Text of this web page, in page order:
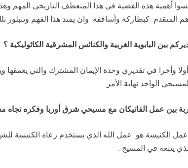
أهمية هذه القضية في هذا المنعطف التاريخي
المتقدم كبطاركة وأساقفة وان يمتد هذا الفهم
بين البابوية الغربية والكنائس المشرقية الكاثوليكية ؟
وأخرا في تقديري وحدة الإيمان المشترك والتي
الواحد نهاية الأمر.
بين عمل الفاتيكان مع مسيحي شرق أوربا وفكره
الكنيسة هو عمل الله الذي يستخدم رعاة الكنيسة
يتبعه في المسيح .